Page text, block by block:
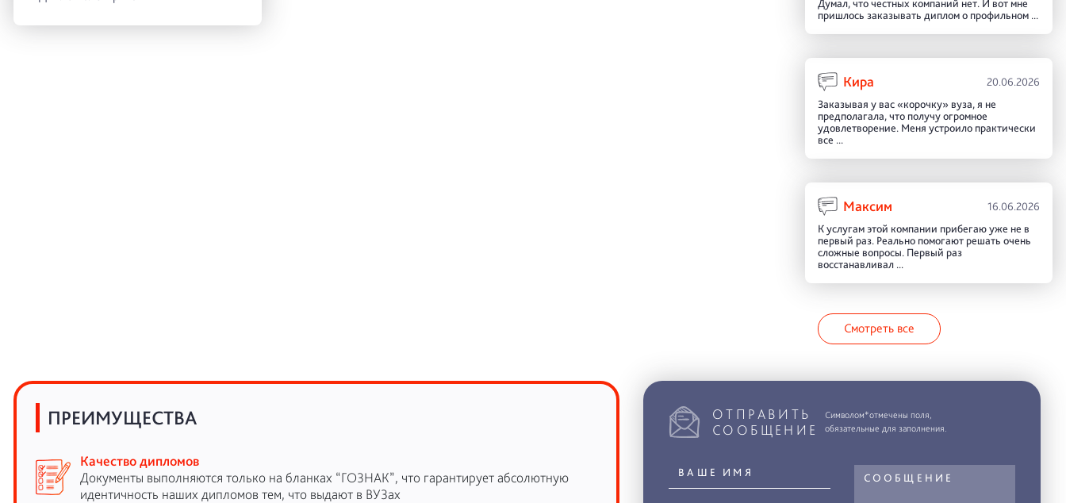
Думал, что честных компаний нет. И вот мне
пришлось заказывать диплом о профильном ...
Кира 20.06.2026
Заказывая у вас «корочку» вуза, я не
предполагала, что получу огромное
удовлетворение. Меня устроило практически
все ...
Максим 16.06.2026
К услугам этой компании прибегаю уже не в
первый раз. Реально помогают решать очень
сложные вопросы. Первый раз
восстанавливал ...
Смотреть все
ПРЕИМУЩЕСТВА
Качество дипломов
Документы выполняются только на бланках “ГОЗНАК”, что гарантирует абсолютную
идентичность наших дипломов тем, что выдают в ВУЗах
ОТПРАВИТЬ
СООБЩЕНИЕ
Символом*отмечены поля,
обязательные для заполнения.